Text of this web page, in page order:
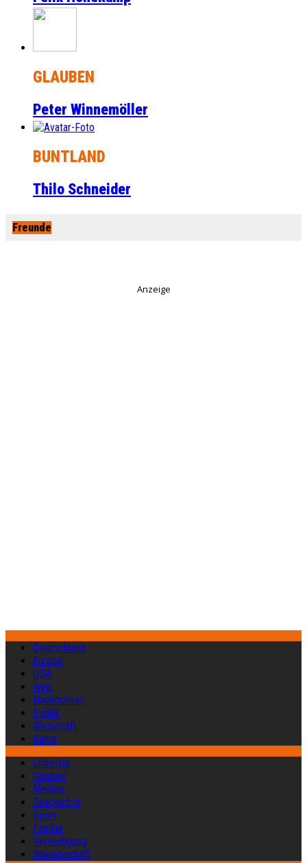
GLAUBEN
Peter Winnemöller
BUNTLAND
Thilo Schneider
Freunde
Anzeige
Deutschland
Europa
USA
Welt
Nachrichten
Politik
Wirtschaft
Kultur
Lifestyle
Glauben
Medien
Geschichte
Sport
Familie
Verteidigung
Wissenschaft